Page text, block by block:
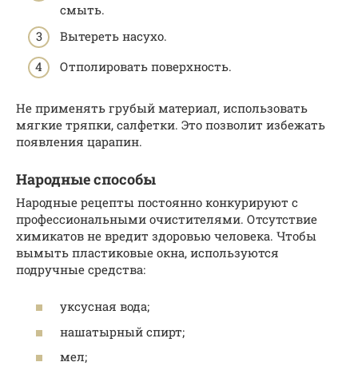
смыть.
Вытереть насухо.
Отполировать поверхность.
Не применять грубый материал, использовать
мягкие тряпки, салфетки. Это позволит избежать
появления царапин.
Народные способы
Народные рецепты постоянно конкурируют с
профессиональными очистителями. Отсутствие
химикатов не вредит здоровью человека. Чтобы
вымыть пластиковые окна, используются
подручные средства:
уксусная вода;
нашатырный спирт;
мел;